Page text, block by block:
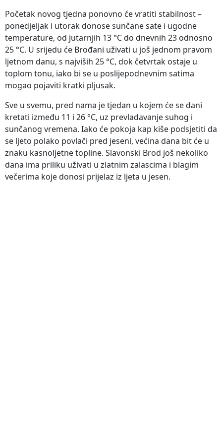
Početak novog tjedna ponovno će vratiti stabilnost –
ponedjeljak i utorak donose sunčane sate i ugodne
temperature, od jutarnjih 13 °C do dnevnih 23 odnosno
25 °C. U srijedu će Brođani uživati u još jednom pravom
ljetnom danu, s najviših 25 °C, dok četvrtak ostaje u
toplom tonu, iako bi se u poslijepodnevnim satima
mogao pojaviti kratki pljusak.
Sve u svemu, pred nama je tjedan u kojem će se dani
kretati između 11 i 26 °C, uz prevladavanje suhog i
sunčanog vremena. Iako će pokoja kap kiše podsjetiti da
se ljeto polako povlači pred jeseni, većina dana bit će u
znaku kasnoljetne topline. Slavonski Brod još nekoliko
dana ima priliku uživati u zlatnim zalascima i blagim
večerima koje donosi prijelaz iz ljeta u jesen.